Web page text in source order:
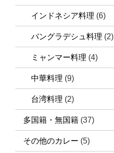
インドネシア料理 (6)
バングラデシュ料理 (2)
ミャンマー料理 (4)
中華料理 (9)
台湾料理 (2)
多国籍・無国籍 (37)
その他のカレー (5)